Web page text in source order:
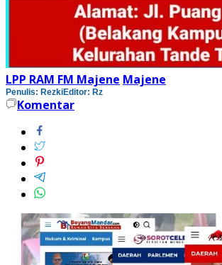
LPP RAM FM Majene Majene
Penulis: RezkiEditor: Rz
Komentar